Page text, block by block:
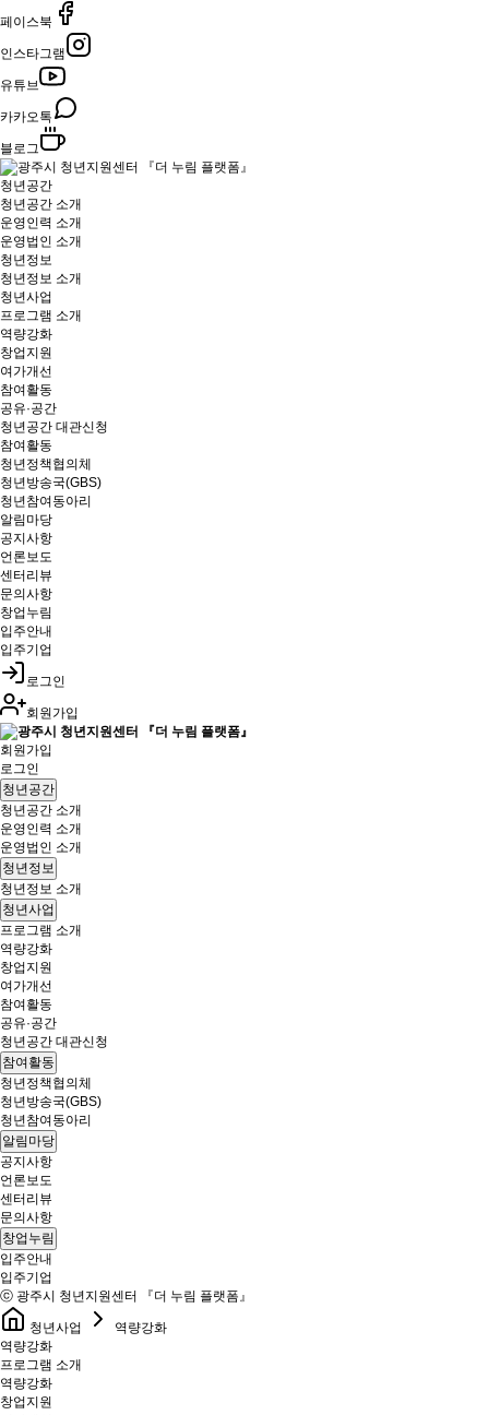
페이스북
인스타그램
유튜브
카카오톡
블로그
청년공간
청년공간 소개
운영인력 소개
운영법인 소개
청년정보
청년정보 소개
청년사업
프로그램 소개
역량강화
창업지원
여가개선
참여활동
공유·공간
청년공간 대관신청
참여활동
청년정책협의체
청년방송국(GBS)
청년참여동아리
알림마당
공지사항
언론보도
센터리뷰
문의사항
창업누림
입주안내
입주기업
로그인
회원가입
회원가입
로그인
청년공간
청년공간 소개
운영인력 소개
운영법인 소개
청년정보
청년정보 소개
청년사업
프로그램 소개
역량강화
창업지원
여가개선
참여활동
공유·공간
청년공간 대관신청
참여활동
청년정책협의체
청년방송국(GBS)
청년참여동아리
알림마당
공지사항
언론보도
센터리뷰
문의사항
창업누림
입주안내
입주기업
ⓒ 광주시 청년지원센터 『더 누림 플랫폼』
청년사업
역량강화
역량강화
프로그램 소개
역량강화
창업지원